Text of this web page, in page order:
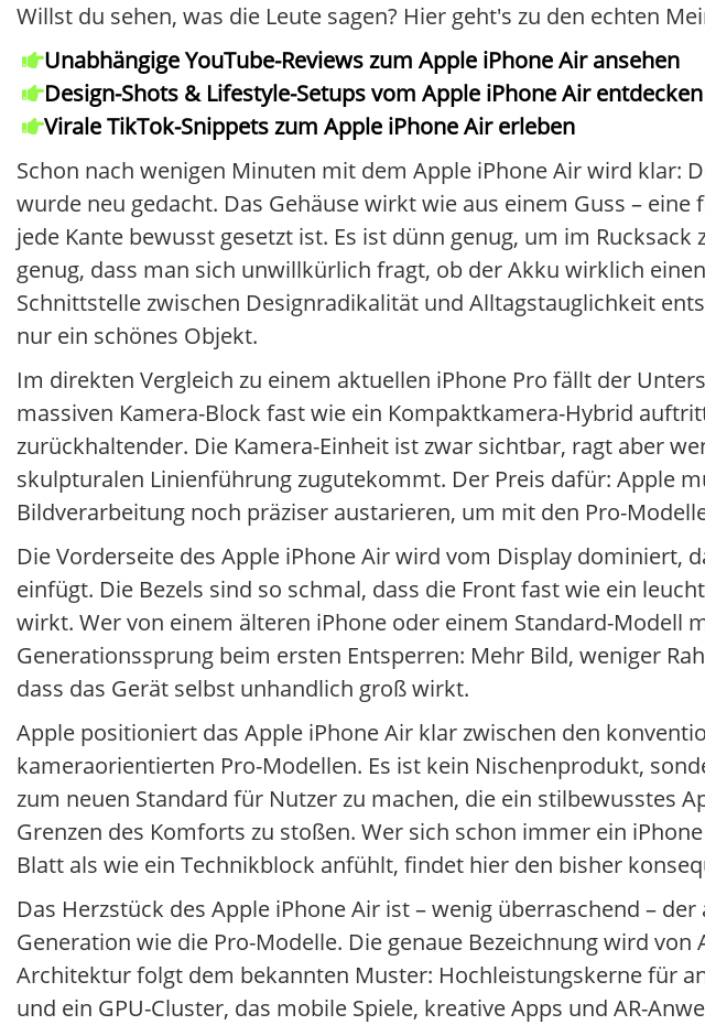
Willst du sehen, was die Leute sagen? Hier geht's zu den echten
Unabhängige YouTube-Reviews zum Apple iPhone Air ansehen
Design-Shots & Lifestyle-Setups vom Apple iPhone Air entdecken
Virale TikTok-Snippets zum Apple iPhone Air erleben
Schon nach wenigen Minuten mit dem Apple iPhone Air wird klar:
wurde neu gedacht. Das Gehäuse wirkt wie aus einem Guss –
jede Kante bewusst gesetzt ist. Es ist dünn genug, um im
genug, dass man sich unwillkürlich fragt, ob der Akku wirklich
Schnittstelle zwischen Designradikalität und Alltagstauglichkeit
nur ein schönes Objekt.
Im direkten Vergleich zu einem aktuellen iPhone Pro fällt der
massiven Kamera-Block fast wie ein Kompaktkamera-Hybrid
zurückhaltender. Die Kamera-Einheit ist zwar sichtbar, ragt aber
skulpturalen Linienführung zugutekommt. Der Preis dafür: Apple
Bildverarbeitung noch präziser austarieren, um mit den Pro-
Die Vorderseite des Apple iPhone Air wird vom Display dominiert,
einfügt. Die Bezels sind so schmal, dass die Front fast wie ein
wirkt. Wer von einem älteren iPhone oder einem Standard-Modell
Generationssprung beim ersten Entsperren: Mehr Bild, weniger
dass das Gerät selbst unhandlich groß wirkt.
Apple positioniert das Apple iPhone Air klar zwischen den
kameraorientierten Pro-Modellen. Es ist kein Nischenprodukt,
zum neuen Standard für Nutzer zu machen, die ein stilbewusstes
Grenzen des Komforts zu stoßen. Wer sich schon immer ein
Blatt als wie ein Technikblock anfühlt, findet hier den bisher
Das Herzstück des Apple iPhone Air ist – wenig überraschend –
Generation wie die Pro-Modelle. Die genaue Bezeichnung wird
Architektur folgt dem bekannten Muster: Hochleistungskerne für
und ein GPU-Cluster, das mobile Spiele, kreative Apps und AR-